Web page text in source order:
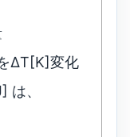
ΔT[K]変化
は、